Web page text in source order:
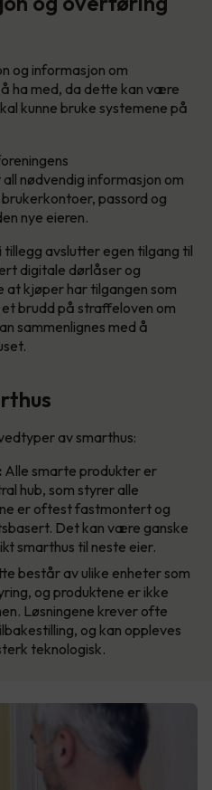
og informasjon om
ha med, da dette kan være
kunne bruke systemene på
nødvendig informasjon om
passord og
nye eieren.
avslutter egen tilgang til
digitale dørlåser og
kjøper har tilgangen som
brudd på straffeloven om
sammenlignes med å
av smarthus:
Alle smarte produkter er
hub, som styrer alle
er oftest fastmontert og
Det kan være ganske
smarthus til neste eier.
består av ulike enheter som
og produktene er ikke
Løsningene krever ofte
og kan oppleves
teknologisk.